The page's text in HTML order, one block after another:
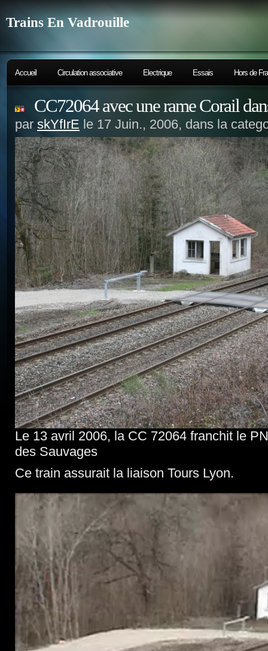
Trains En Vadrouille
Accueil Circulation associative Electrique Essais Hors de
CC72064 avec une rame Corail
par skYfIrE le 17 Juin., 2006, dans la
Le 13 avril 2006, la CC 72064 franchit le
des Sauvages
Ce train assurait la liaison Tours Lyon.